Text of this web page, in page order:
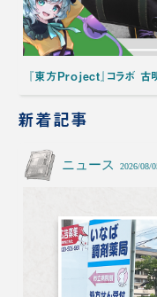
『東方Project』コラボ 古
新着記事
ニュース 2026/08/